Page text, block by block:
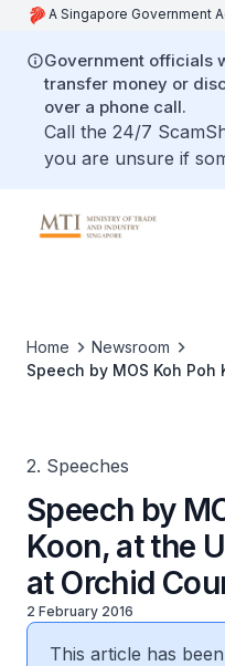
A Singapore Government
Government officials
transfer money or
over a phone call.
Call the 24/7
you are unsure if
Home
Newsroom
Speech by MOS Koh Poh
2. Speeches
Speech by
Koon, at the
at Orchid
2 February 2016
This article has